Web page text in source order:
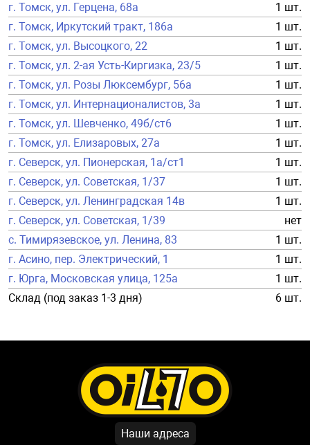
г. Томск, ул. Герцена, 68а
1 шт.
г. Томск, Иркутский тракт, 186а
1 шт.
г. Томск, ул. Высоцкого, 22
1 шт.
г. Томск, ул. 2-ая Усть-Киргизка, 23/5
1 шт.
г. Томск, ул. Розы Люксембург, 56а
1 шт.
г. Томск, ул. Интернационалистов, 3а
1 шт.
г. Томск, ул. Шевченко, 49б/ст6
1 шт.
г. Томск, ул. Елизаровых, 27а
1 шт.
г. Северск, ул. Пионерская, 1а/ст1
1 шт.
г. Северск, ул. Советская, 1/37
1 шт.
г. Северск, ул. Ленинградская 14в
1 шт.
г. Северск, ул. Советская, 1/39
нет
с. Тимирязевское, ул. Ленина, 83
1 шт.
г. Асино, пер. Электрический, 1
1 шт.
г. Юрга, Московская улица, 125а
1 шт.
Склад (под заказ 1-3 дня)
6 шт.
Наши адреса